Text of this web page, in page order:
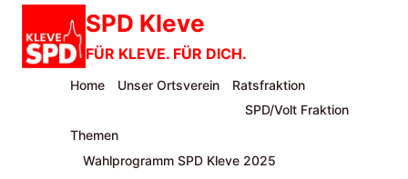
Inhalt
springen
SPD Kleve
FÜR KLEVE. FÜR DICH.
Home Unser Ortsverein
Ratsfraktion
SPD/Volt Fraktion
Themen
Wahlprogramm SPD Kleve 2025